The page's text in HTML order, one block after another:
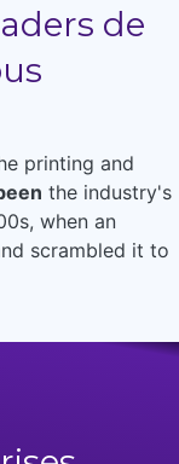
de
printing and
the industry's
when an
scrambled it to